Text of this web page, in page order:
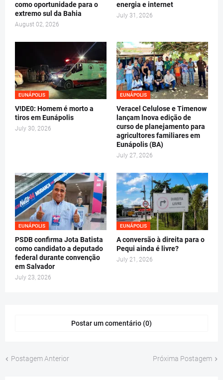
como oportunidade para o
extremo sul da Bahia
August 02, 2026
energia e internet
July 31, 2026
EUNÁPOLIS
V!DE0: Homem é morto a
tiros em Eunápolis
July 30, 2026
EUNÁPOLIS
Veracel Celulose e Timenow
lançam lnova edição de
curso de planejamento para
agricultores familiares em
Eunápolis (BA)
July 27, 2026
EUNÁPOLIS
PSDB confirma Jota Batista
como candidato a deputado
federal durante convenção
em Salvador
July 23, 2026
EUNÁPOLIS
A conversão à direita para o
Pequi ainda é livre?
July 21, 2026
Postar um comentário (0)
Postagem Anterior Próxima Postagem